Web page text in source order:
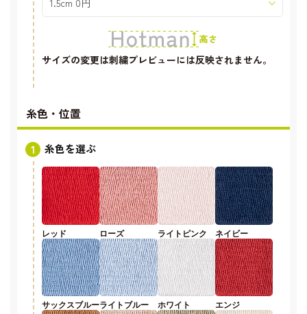
サイズの変更は刺繍プレビューには反映されません。
糸色・位置
糸色を選ぶ
レッド ローズ ライトピンク ネイビー
サックスブルーライトブルー ホワイト エンジ